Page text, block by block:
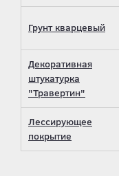
Грунт кварцевый
Декоративная
штукатурка
"Травертин"
Лессирующее
покрытие